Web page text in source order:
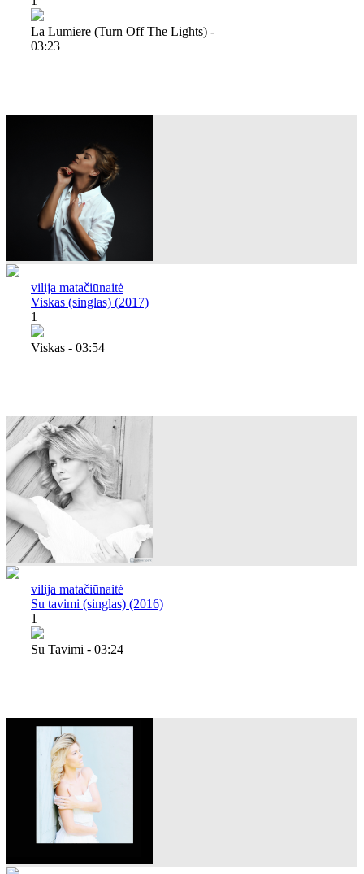
La Lumiere (turn Off The Lights) -
03:23
vilija matačiūnaitė
Viskas (singlas) (2017)
1
Viskas - 03:54
vilija matačiūnaitė
Su tavimi (singlas) (2016)
1
Su Tavimi - 03:24